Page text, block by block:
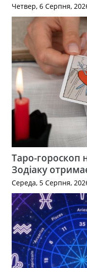
Четвер, 6 Серпня,
Таро-гороскоп
Зодіаку
Середа, 5 Серпня,